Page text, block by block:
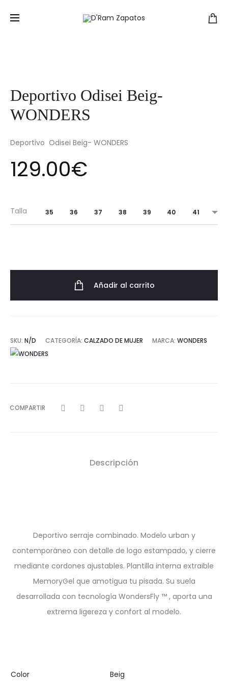
Deportivo Odisei Beig-
WONDERS
Deportivo Odisei Beig- WONDERS
129.00€
Talla 35 36 37 38 39 40 41
Añadir al carrito
SKU: N/D CATEGORÍA: CALZADO DE MUJER MARCA: WONDERS
COMPARTIR
Descripción
Deportivo serraje combinado. Modelo urban y
contemporáneo con detalle de logo estampado, y cierre
mediante cordones ajustables. Plantilla interna extraible
MemoryGel que amotigua tu pisada. Su suela
desarrollada con tecnología WondersFly ™ , aporta una
extrema ligereza y confort al modelo.
Color Beig